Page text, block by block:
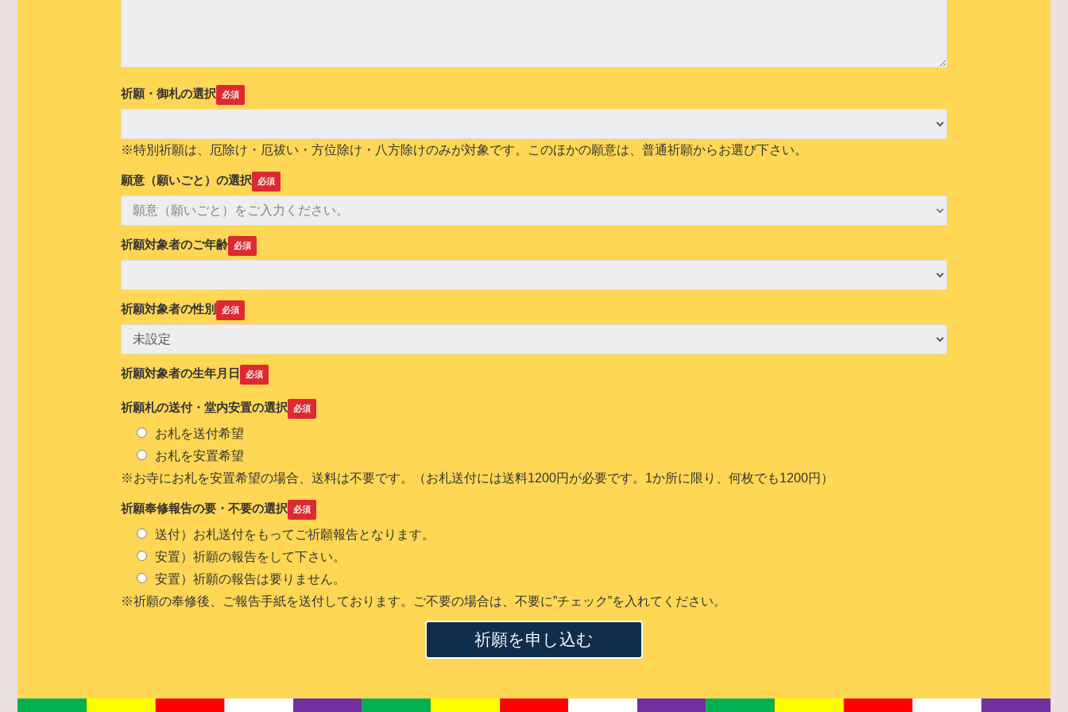
祈願・御札の選択
※特別祈願は、厄除け・厄祓い・方位除け・八方除けのみが対象です。このほかの願意は、普通祈願からお選び下さい。
願意（願いごと）の選択
祈願対象者のご年齢
祈願対象者の性別
祈願対象者の生年月日
祈願札の送付・堂内安置の選択
お札を送付希望
お札を安置希望
※お寺にお札を安置希望の場合、送料は不要です。（お札送付には送料1200円が必要です。1か所に限り、何枚でも1200円）
祈願奉修報告の要・不要の選択
送付）お札送付をもってご祈願報告となります。
安置）祈願の報告をして下さい。
安置）祈願の報告は要りません。
※祈願の奉修後、ご報告手紙を送付しております。ご不要の場合は、不要に”チェック”を入れてください。